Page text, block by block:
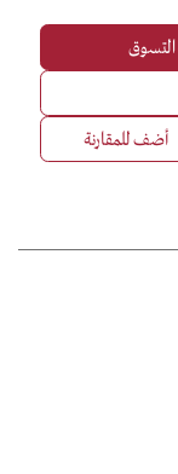
التسوق
أضف للمقارنة